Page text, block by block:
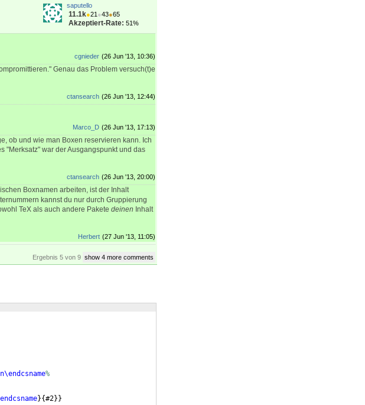
saputello
11.1k●21 ●43●65
Akzeptiert-Rate: 51%
(26 Jun '13, 10:36)
cgnieder
Genau das Problem versuch(t)e
(26 Jun '13, 12:44)
ctansearch
(26 Jun '13, 17:13)
Marco_D
ob und wie man Boxen reservieren kann. Ich
"Merksatz" war der Ausgangspunkt und das
(26 Jun '13, 20:00)
ctansearch
Boxnamen arbeiten, ist der Inhalt
kannst du nur durch Gruppierung
TeX als auch andere Pakete deinen Inhalt
(27 Jun '13, 11:05)
Herbert
Ergebnis 5 von 9 show 4 more comments
%
}{#2}}